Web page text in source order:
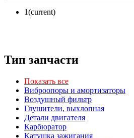
1(current)
Тип запчасти
Показать все
Виброопоры и амортизаторы
Воздушный фильтр
Глушители, выхлопная
Детали двигателя
Карбюратор
Катушка зажигания